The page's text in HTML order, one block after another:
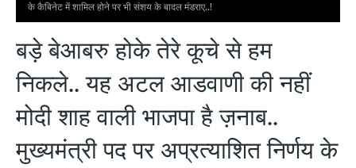
के कैबिनेट में शामिल होने पर भी संशय के बादल मंडराए..!
बड़े बेआबरु होके तेरे कूचे से हम
निकले.. यह अटल आडवाणी की नहीं
मोदी शाह वाली भाजपा है ज़नाब..
मुख्यमंत्री पद पर अप्रत्याशित निर्णय के